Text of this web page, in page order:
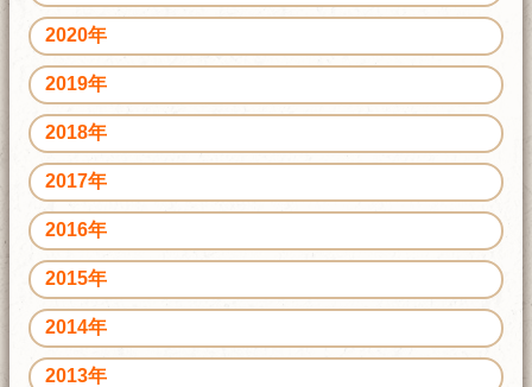
2020年
2019年
2018年
2017年
2016年
2015年
2014年
2013年